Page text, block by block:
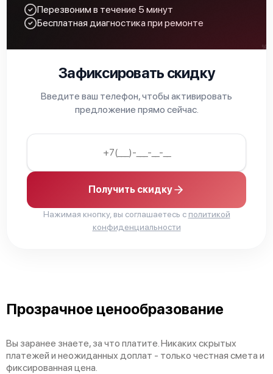
Перезвоним в течение 5 минут
Бесплатная диагностика при ремонте
Зафиксировать скидку
Введите ваш телефон, чтобы активировать
предложение прямо сейчас.
Получить скидку
Нажимая кнопку, вы соглашаетесь с политикой
конфиденциальности
Прозрачное ценообразование
Вы заранее знаете, за что платите. Никаких скрытых
платежей и неожиданных доплат - только честная смета и
фиксированная цена.